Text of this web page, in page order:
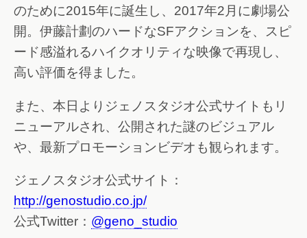
のために2015年に誕生し、2017年2月に劇場公
開。伊藤計劃のハードなSFアクションを、スピ
ード感溢れるハイクオリティな映像で再現し、
高い評価を得ました。
また、本日よりジェノスタジオ公式サイトもリ
ニューアルされ、公開された謎のビジュアル
や、最新プロモーションビデオも観られます。
ジェノスタジオ公式サイト：
http://genostudio.co.jp/
公式Twitter： @geno_studio